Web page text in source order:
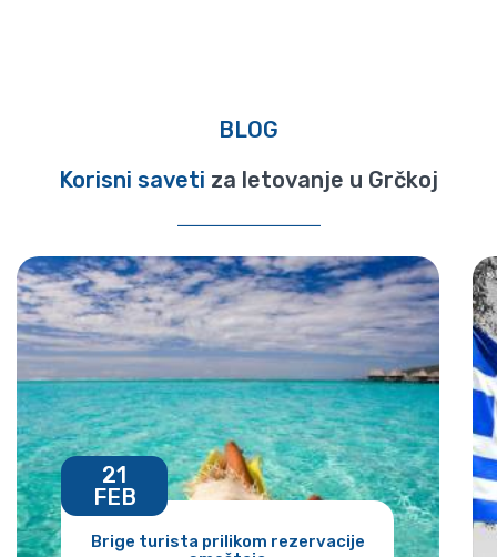
BLOG
Korisni saveti za letovanje u Grčkoj
Brige turista prilikom rezervacije
21
FEB